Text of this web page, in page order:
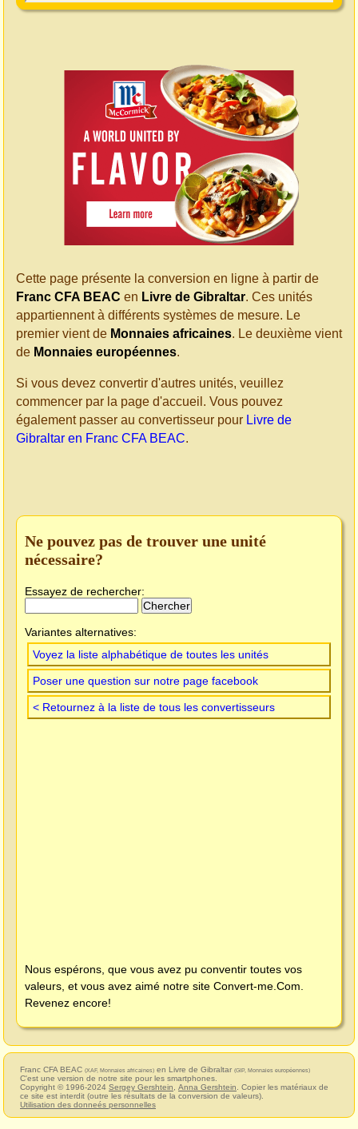
Cette page présente la conversion en ligne à partir de
Franc CFA BEAC en Livre de Gibraltar. Ces unités
appartiennent à différents systèmes de mesure. Le
premier vient de Monnaies africaines. Le deuxième vient
de Monnaies européennes.
Si vous devez convertir d'autres unités, veuillez
commencer par la page d'accueil. Vous pouvez
également passer au convertisseur pour Livre de
Gibraltar en Franc CFA BEAC.
Ne pouvez pas de trouver une unité
nécessaire?
Essayez de rechercher:
Variantes alternatives:
Voyez la liste alphabétique de toutes les unités
Poser une question sur notre page facebook
< Retournez à la liste de tous les convertisseurs
Nous espérons, que vous avez pu conventir toutes vos
valeurs, et vous avez aimé notre site Convert-me.Com
Revenez encore!
Franc CFA BEAC (XAF, Monnaies africaines) en Livre de Gibraltar (GIP, Monnaies européennes)
C'est une version de notre site pour les smartphones.
Copyright © 1996-2024 Sergey Gershtein Anna Gershtein . Copier les matériaux de
ce site est interdit (outre les résultats de la conversion de valeurs).
Utilisation des donneés personnelles